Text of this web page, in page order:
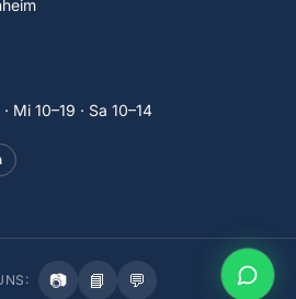
Mi 10–19 · Sa 10–14
📷 📘 💬